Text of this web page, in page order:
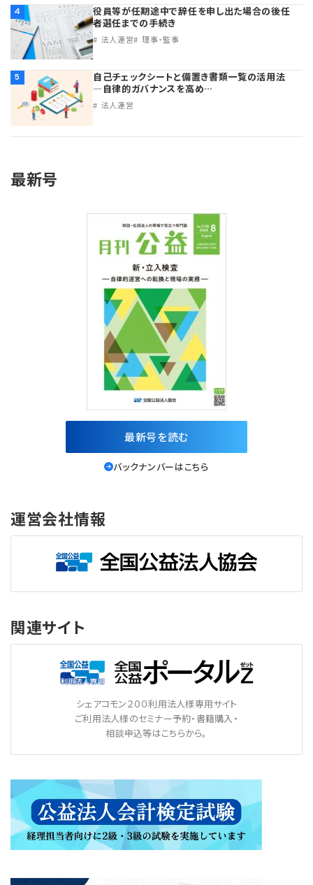
4
役員等が任期途中で辞任を申し出た場合の後任
者選任までの手続き
法人運営 理事・監事
5
自己チェックシートと備置き書類一覧の活用法
―自律的ガバナンスを高め…
法人運営
最新号
最新号を読む
バックナンバーはこちら
運営会社情報
関連サイト
シェアコモン２００利用法人様専用サイト
ご利用法人様のセミナー予約・書籍購入・
相談申込等はこちらから。